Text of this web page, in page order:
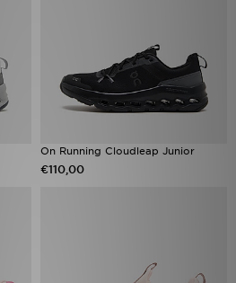
On Running Cloudleap Junior
€110,00